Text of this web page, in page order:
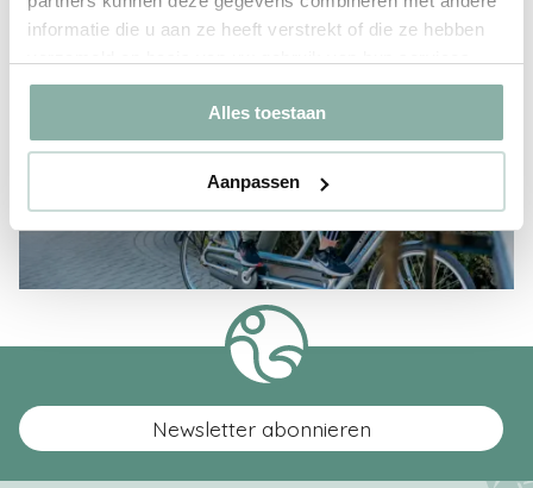
informatie die u aan ze heeft verstrekt of die ze hebben
Alles toestaan
Aanpassen
Newsletter abonnieren